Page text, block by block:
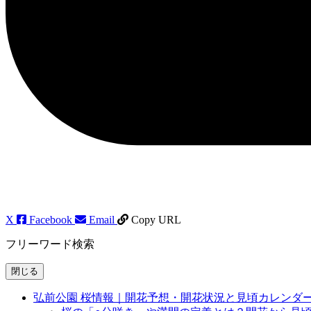
X Facebook Email Copy URL
フリーワード検索
閉じる
弘前公園 桜情報｜開花予想・開花状況と見頃カレンダ